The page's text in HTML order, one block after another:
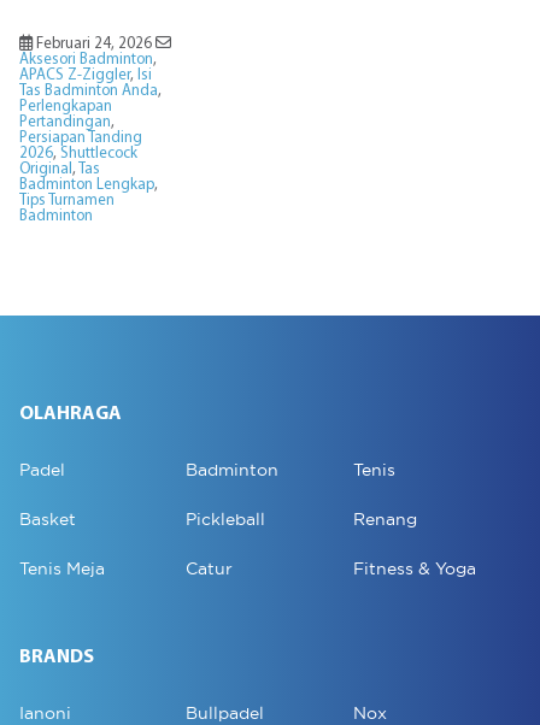
Februari 24, 2026
Aksesori Badminton,
APACS Z-Ziggler, Isi
Tas Badminton Anda,
Perlengkapan
Pertandingan,
Persiapan Tanding
2026, Shuttlecock
Original ,
Tas
Badminton Lengkap,
Tips Turnamen
Badminton
OLAHRAGA
Padel Badminton Tenis
Basket Pickleball Renang
Tenis Meja Catur Fitness & Yoga
BRANDS
Ianoni Bullpadel Nox